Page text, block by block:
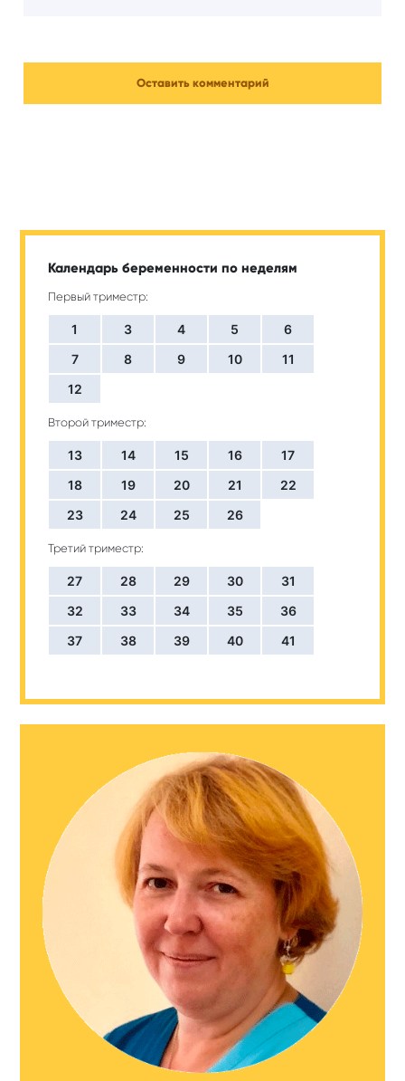
Календарь беременности по неделям
Первый триместр:
1 3 4 5
6
7
8 9 10
11
12
Второй триместр:
13 14 15 16
17
18
19 20 21
22
23
24 25 26
Третий триместр:
27 28 29 30
31
32
33 34 35
36
37
38 39 40 41